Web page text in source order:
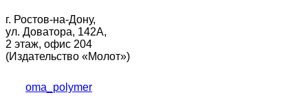
г. Ростов-на-Дону,
ул. Доватора, 142А,
2 этаж, офис 204
(Издательство «Молот»)
oma_polymer